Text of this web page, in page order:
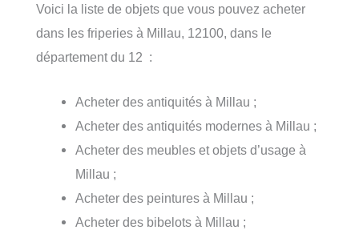
Voici la liste de objets que vous pouvez acheter
dans les friperies à Millau, 12100, dans le
département du 12 :
Acheter des antiquités à Millau ;
Acheter des antiquités modernes à Millau ;
Acheter des meubles et objets d’usage à
Millau ;
Acheter des peintures à Millau ;
Acheter des bibelots à Millau ;